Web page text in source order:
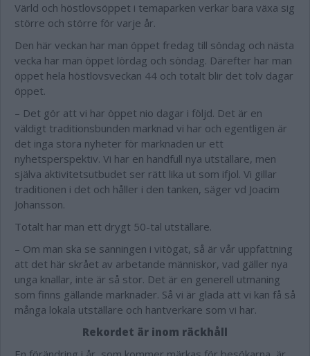
Värld och höstlovsöppet i temaparken verkar bara växa sig
större och större för varje år.
Den här veckan har man öppet fredag till söndag och nästa
vecka har man öppet lördag och söndag. Därefter har man
öppet hela höstlovsveckan 44 och totalt blir det tolv dagar
öppet.
– Det gör att vi har öppet nio dagar i följd. Det är en
väldigt traditionsbunden marknad vi har och egentligen är
det inga stora nyheter för marknaden ur ett
nyhetsperspektiv. Vi har en handfull nya utställare, men
själva aktivitetsutbudet ser rätt lika ut som ifjol. Vi gillar
traditionen i det och håller i den tanken, säger vd Joacim
Johansson.
Totalt har man ett drygt 50-tal utställare.
– Om man ska se sanningen i vitögat, så är vår uppfattning
att det här skrået av arbetande människor, vad gäller nya
unga knallar, inte är så stor. Det är en generell utmaning
som finns gällande marknader. Så vi är glada att vi kan få så
många lokala utställare och hantverkare som vi har.
Rekordet är inom räckhåll